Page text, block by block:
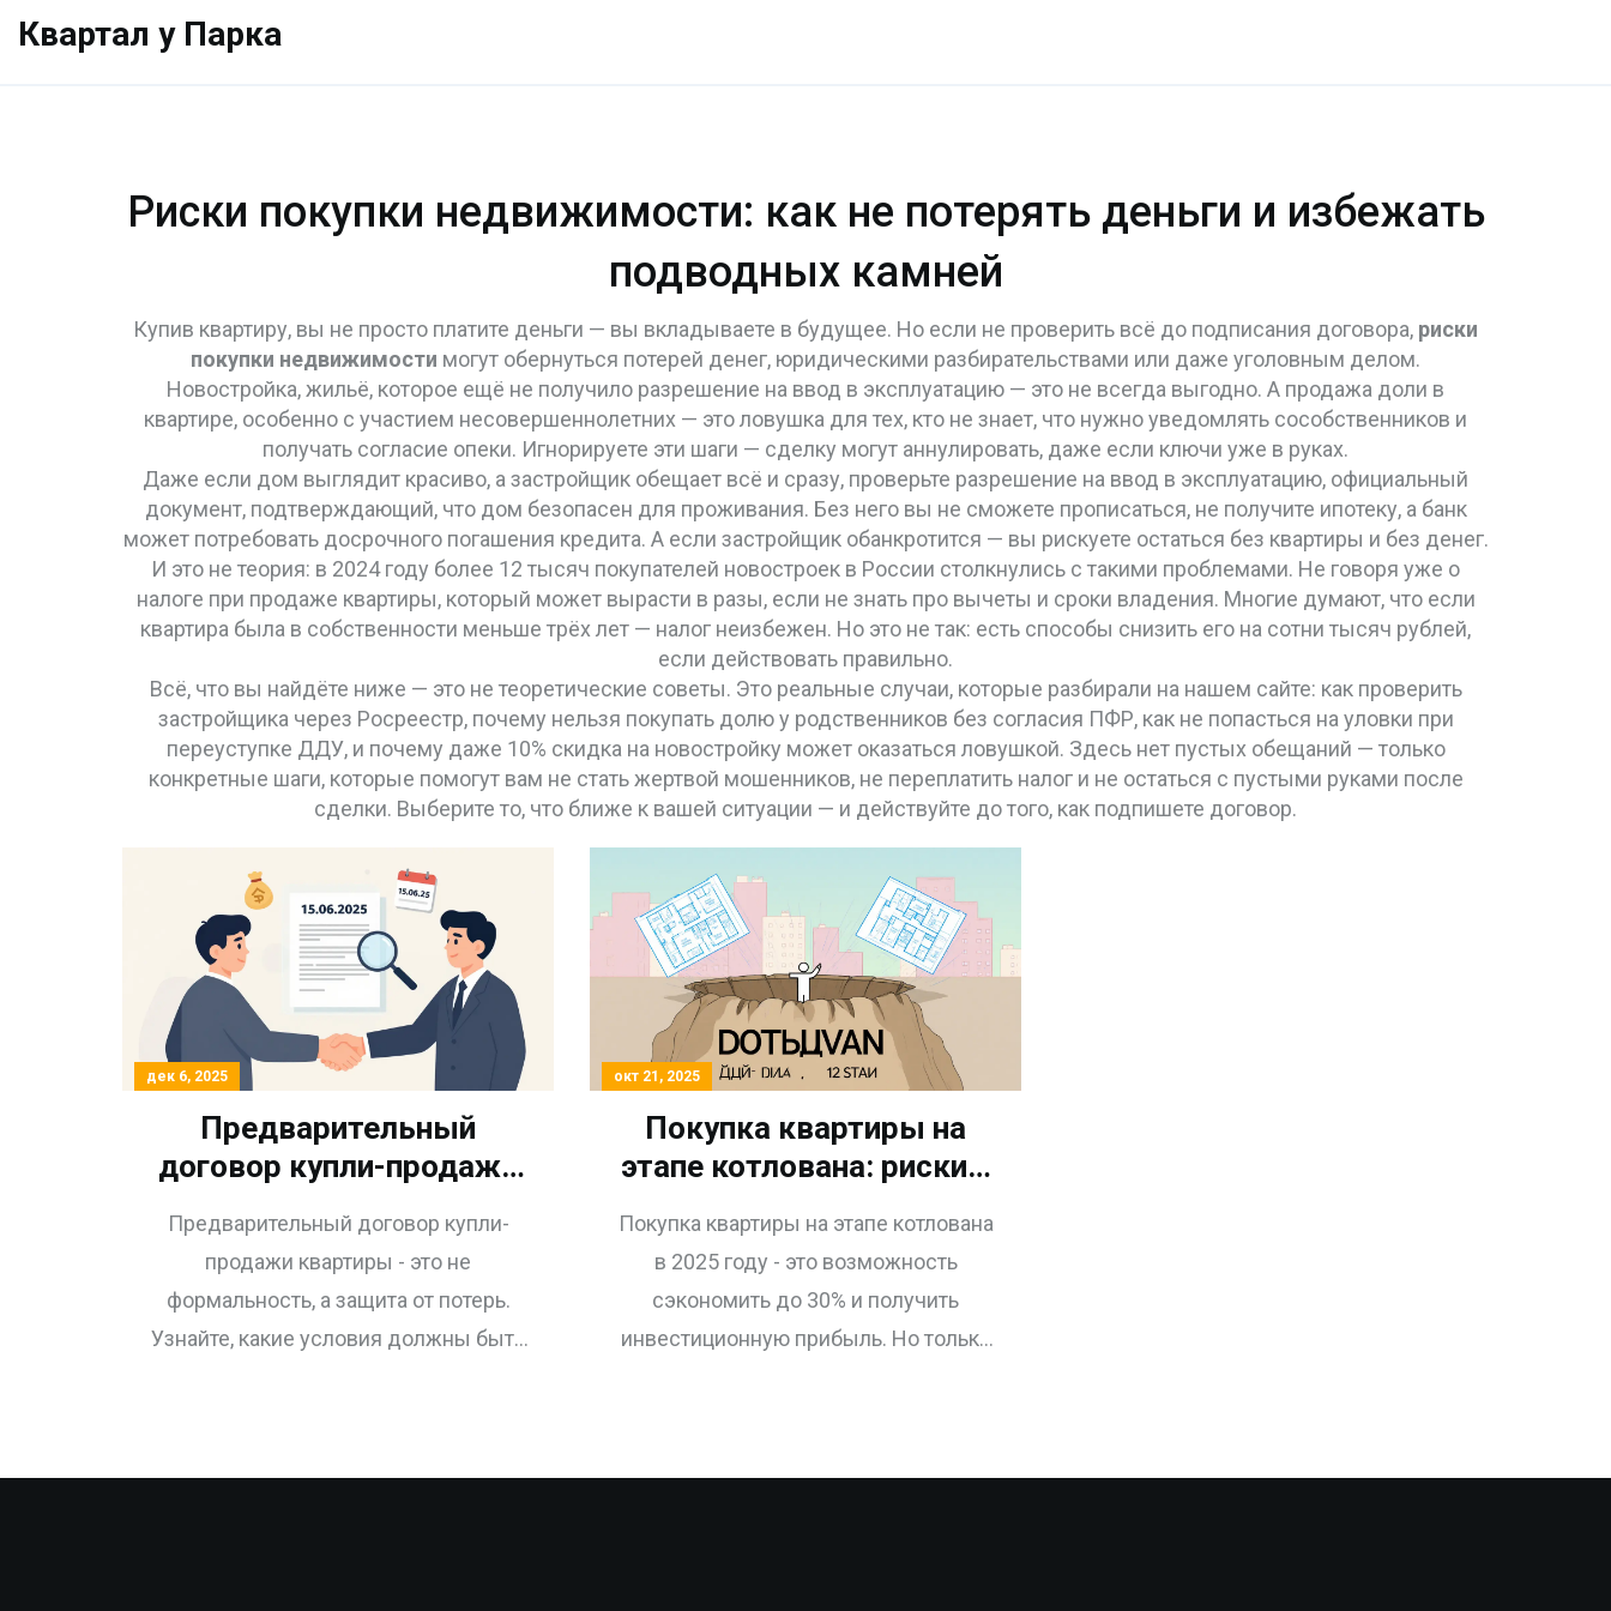
Квартал у Парка
Риски покупки недвижимости: как не потерять деньги и избежать
подводных камней
Купив квартиру, вы не просто платите деньги — вы вкладываете в будущее. Но если не проверить всё до подписания договора, риски
покупки недвижимости могут обернуться потерей денег, юридическими разбирательствами или даже уголовным делом.
Новостройка,жильё, которое ещё не получило разрешение на ввод в эксплуатацию — это не всегда выгодно. А продажа доли в
квартире, особенно с участием несовершеннолетних — это ловушка для тех, кто не знает, что нужно уведомлять сособственников и
получать согласие опеки. Игнорируете эти шаги — сделку могут аннулировать, даже если ключи уже в руках.
Даже если дом выглядит красиво, а застройщик обещает всё и сразу, проверьте разрешение на ввод в эксплуатацию, официальный
документ, подтверждающий, что дом безопасен для проживания. Без него вы не сможете прописаться, не получите ипотеку, а банк
может потребовать досрочного погашения кредита. А если застройщик обанкротится — вы рискуете остаться без квартиры и без денег.
И это не теория: в 2024 году более 12 тысяч покупателей новостроек в России столкнулись с такими проблемами. Не говоря уже о
налоге при продаже квартиры, который может вырасти в разы, если не знать про вычеты и сроки владения. Многие думают, что если
квартира была в собственности меньше трёх лет — налог неизбежен. Но это не так: есть способы снизить его на сотни тысяч рублей,
если действовать правильно.
Всё, что вы найдёте ниже — это не теоретические советы. Это реальные случаи, которые разбирали на нашем сайте: как проверить
застройщика через Росреестр, почему нельзя покупать долю у родственников без согласия ПФР, как не попасться на уловки при
переуступке ДДУ, и почему даже 10% скидка на новостройку может оказаться ловушкой. Здесь нет пустых обещаний — только
конкретные шаги, которые помогут вам не стать жертвой мошенников, не переплатить налог и не остаться с пустыми руками после
сделки. Выберите то, что ближе к вашей ситуации — и действуйте до того, как подпишете договор.
дек 6, 2025
Предварительный
договор купли-продажи
как правильно оформить
Предварительный договор купли-
продажи квартиры - это не
формальность, а защита от потерь.
Узнайте, какие условия должны быть
окт 21, 2025
Покупка квартиры на
этапе котлована: риски и
Покупка квартиры на этапе котлована
в 2025 году - это возможность
сэкономить до 30% и получить
инвестиционную прибыль. Но только